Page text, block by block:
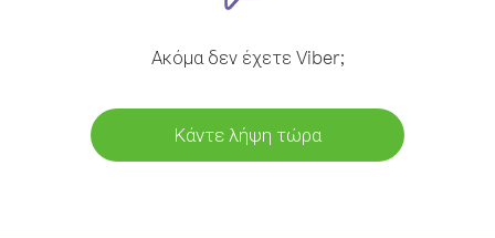
Ακόμα δεν έχετε Viber;
Κάντε λήψη τώρα